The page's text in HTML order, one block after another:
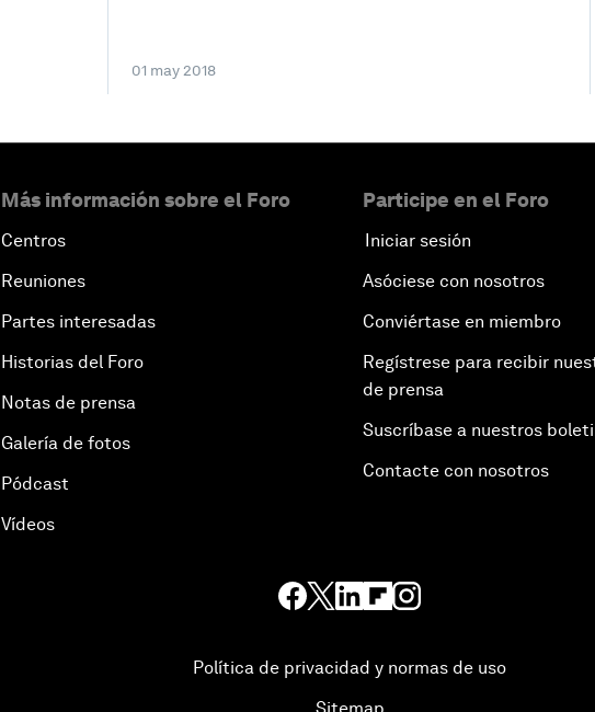
01 may 2018
Más información sobre el Foro
Centros
Reuniones
Partes interesadas
Historias del Foro
Notas de prensa
Galería de fotos
Pódcast
Vídeos
Participe en el Foro
Iniciar sesión
Asóciese con nosotros
Conviértase en miembro
Regístrese para recibir
de prensa
Suscríbase a nuestros
Contacte con nosotros
Política de privacidad y normas de uso